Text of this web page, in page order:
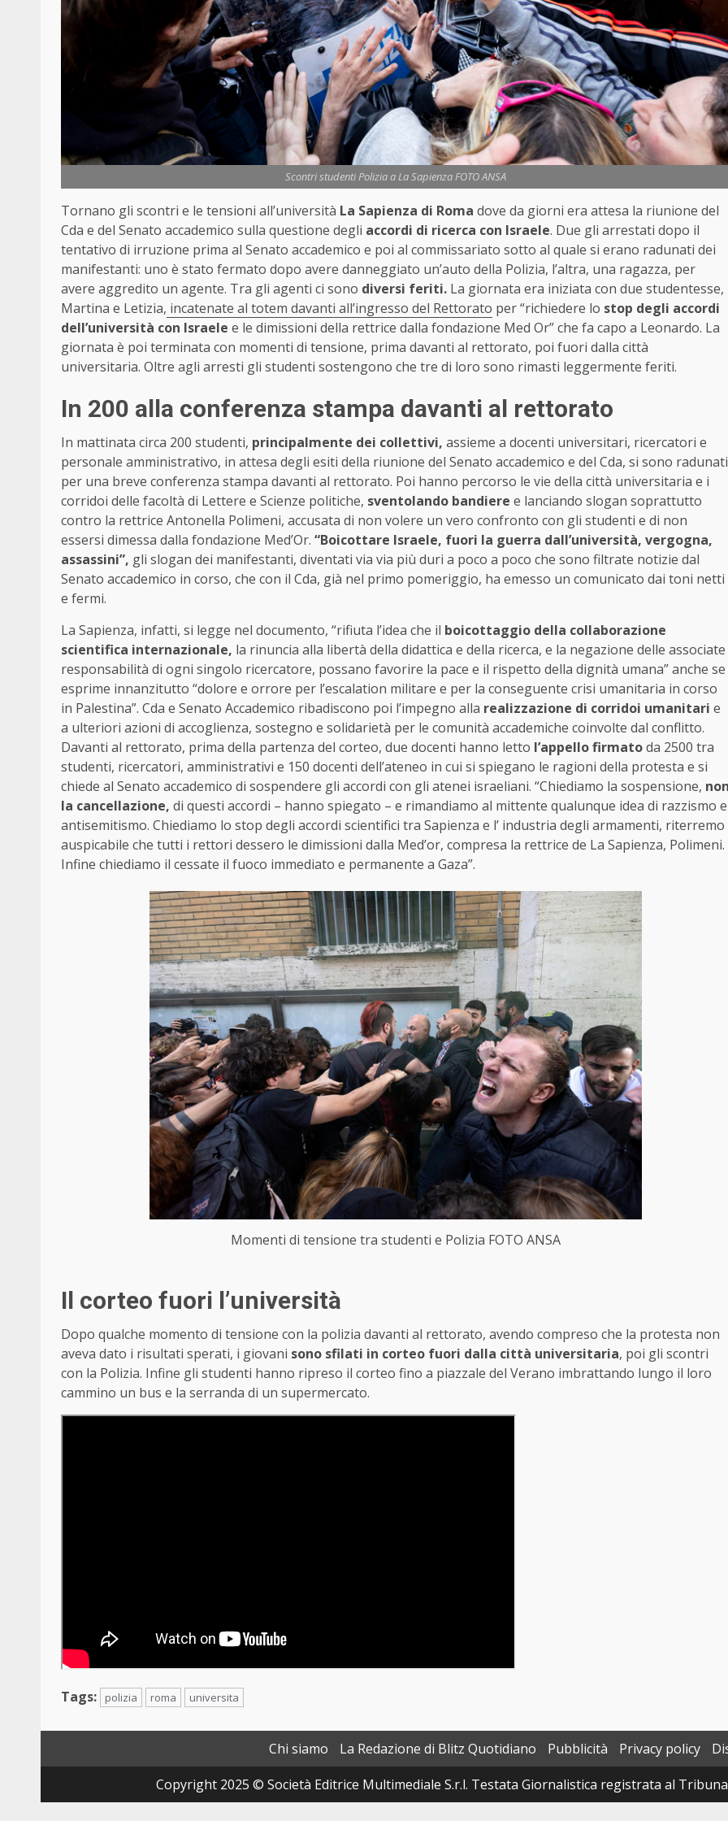
Scontri studenti Polizia a La Sapienza FOTO ANSA
Tornano gli scontri e le tensioni all’università La Sapienza di Roma dove da giorni era attesa la riunione del
Cda e del Senato accademico sulla questione degli accordi di ricerca con Israele. Due gli arrestati dopo il
tentativo di irruzione prima al Senato accademico e poi al commissariato sotto al quale si erano radunati dei
manifestanti: uno è stato fermato dopo avere danneggiato un’auto della Polizia, l’altra, una ragazza, per
avere aggredito un agente. Tra gli agenti ci sono diversi feriti. La giornata era iniziata con due studentesse,
Martina e Letizia, incatenate al totem davanti all’ingresso del Rettorato per “richiedere lo stop degli accordi
dell’università con Israele e le dimissioni della rettrice dalla fondazione Med Or” che fa capo a Leonardo. La
giornata è poi terminata con momenti di tensione, prima davanti al rettorato, poi fuori dalla città
universitaria. Oltre agli arresti gli studenti sostengono che tre di loro sono rimasti leggermente feriti.
In 200 alla conferenza stampa davanti al rettorato
In mattinata circa 200 studenti, principalmente dei collettivi, assieme a docenti universitari, ricercatori e
personale amministrativo, in attesa degli esiti della riunione del Senato accademico e del Cda, si sono radunati
per una breve conferenza stampa davanti al rettorato. Poi hanno percorso le vie della città universitaria e i
corridoi delle facoltà di Lettere e Scienze politiche, sventolando bandiere e lanciando slogan soprattutto
contro la rettrice Antonella Polimeni, accusata di non volere un vero confronto con gli studenti e di non
essersi dimessa dalla fondazione Med’Or. “Boicottare Israele, fuori la guerra dall’università, vergogna,
assassini”, gli slogan dei manifestanti, diventati via via più duri a poco a poco che sono filtrate notizie dal
Senato accademico in corso, che con il Cda, già nel primo pomeriggio, ha emesso un comunicato dai toni netti
e fermi.
La Sapienza, infatti, si legge nel documento, “rifiuta l’idea che il boicottaggio della collaborazione
scientifica internazionale, la rinuncia alla libertà della didattica e della ricerca, e la negazione delle associate
responsabilità di ogni singolo ricercatore, possano favorire la pace e il rispetto della dignità umana” anche se
esprime innanzitutto “dolore e orrore per l’escalation militare e per la conseguente crisi umanitaria in corso
in Palestina”. Cda e Senato Accademico ribadiscono poi l’impegno alla realizzazione di corridoi umanitari e
a ulteriori azioni di accoglienza, sostegno e solidarietà per le comunità accademiche coinvolte dal conflitto.
Davanti al rettorato, prima della partenza del corteo, due docenti hanno letto l’appello firmatoda 2500 tra
studenti, ricercatori, amministrativi e 150 docenti dell’ateneo in cui si spiegano le ragioni della protesta e si
chiede al Senato accademico di sospendere gli accordi con gli atenei israeliani. “Chiediamo la sospensione,
la cancellazione, di questi accordi – hanno spiegato – e rimandiamo al mittente qualunque idea di razzismo e
antisemitismo. Chiediamo lo stop degli accordi scientifici tra Sapienza e l’ industria degli armamenti, riterremo
auspicabile che tutti i rettori dessero le dimissioni dalla Med’or, compresa la rettrice de La Sapienza, Polimeni.
Infine chiediamo il cessate il fuoco immediato e permanente a Gaza”.
Momenti di tensione tra studenti e Polizia FOTO ANSA
Il corteo fuori l’università
Dopo qualche momento di tensione con la polizia davanti al rettorato, avendo compreso che la protesta non
aveva dato i risultati sperati, i giovani sono sfilati in corteo fuori dalla città universitaria, poi gli scontri
con la Polizia. Infine gli studenti hanno ripreso il corteo fino a piazzale del Verano imbrattando lungo il loro
cammino un bus e la serranda di un supermercato.
Tags: polizia roma universita
Chi siamo La Redazione di Blitz Quotidiano Pubblicità Privacy policy
Copyright 2025 © Società Editrice Multimediale S.r.l. Testata Giornalistica registrata al